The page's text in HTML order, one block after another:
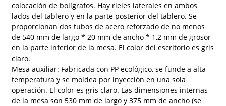
colocación de bolígrafos. Hay rieles laterales en ambos
lados del tablero y en la parte posterior del tablero. Se
proporcionan dos tubos de acero reforzado de no menos
de 540 mm de largo * 20 mm de ancho * 1,2 mm de grosor
en la parte inferior de la mesa. El color del escritorio es gris
claro.
Mesa auxiliar: Fabricada con PP ecológico, se funde a alta
temperatura y se moldea por inyección en una sola
operación. El color es gris claro. Las dimensiones internas
de la mesa son 530 mm de largo y 375 mm de ancho (se